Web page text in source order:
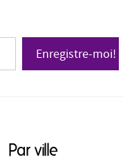
Enregistre-moi!
Par ville